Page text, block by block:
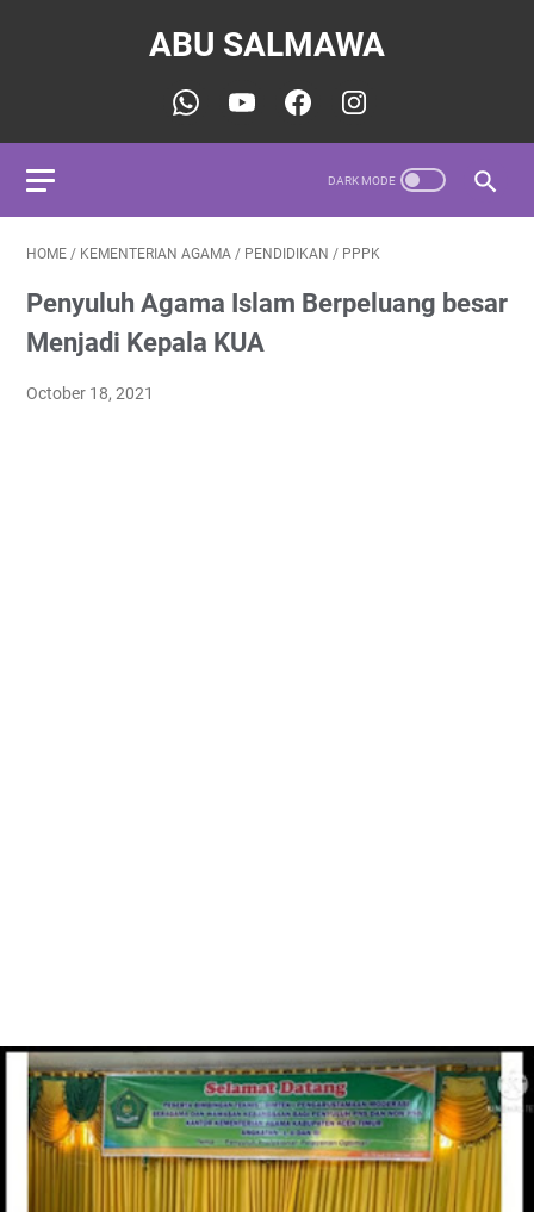
ABU SALMAWA
HOME / KEMENTERIAN AGAMA / PENDIDIKAN / PPPK
Penyuluh Agama Islam Berpeluang besar
Menjadi Kepala KUA
October 18, 2021